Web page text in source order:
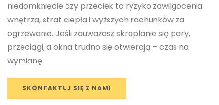
niedomknięcie czy przeciek to ryzyko zawilgocenia
wnętrza, strat ciepła i wyższych rachunków za
ogrzewanie. Jeśli zauważasz skraplanie się pary,
przeciągi, a okna trudno się otwierają – czas na
wymianę.
SKONTAKTUJ SIĘ Z NAMI